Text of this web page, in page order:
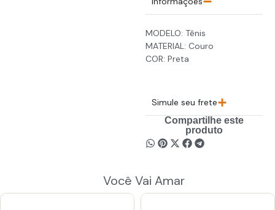
MODELO: Tênis
MATERIAL: Couro
COR: Preta
Simule seu frete
Compartilhe este
produto
Você Vai Amar